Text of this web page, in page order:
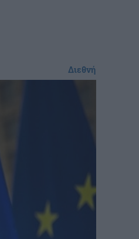
Διεθνή